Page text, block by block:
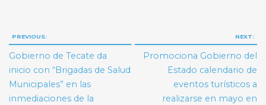
Navegación
de
entradas
PREVIOUS:
Gobierno de Tecate da
inicio con “Brigadas de Salud
Municipales” en las
inmediaciones de la
NEXT:
Promociona Gobierno del
Estado calendario de
eventos turísticos a
realizarse en mayo en